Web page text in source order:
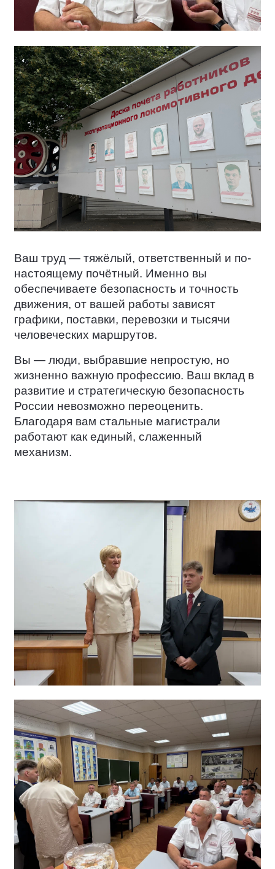
Ваш труд — тяжёлый, ответственный и по-
настоящему почётный. Именно вы
обеспечиваете безопасность и точность
движения, от вашей работы зависят
графики, поставки, перевозки и тысячи
человеческих маршрутов.
Вы — люди, выбравшие непростую, но
жизненно важную профессию. Ваш вклад в
развитие и стратегическую безопасность
России невозможно переоценить.
Благодаря вам стальные магистрали
работают как единый, слаженный
механизм.